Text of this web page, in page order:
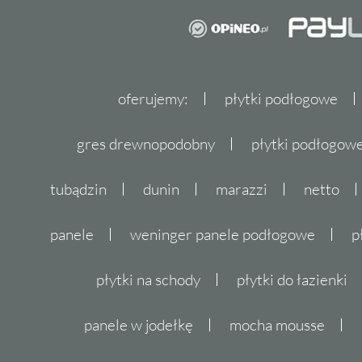
oferujemy: płytki podłogowe
gres drewnopodobny płytki
tubądzin dunin marazzi netto
panele weninger panele podłogowe
płytki na schody płytki do łazienki
panele w jodełkę mocha mousse